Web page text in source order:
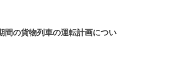
間の貨物列車の運転計画につい